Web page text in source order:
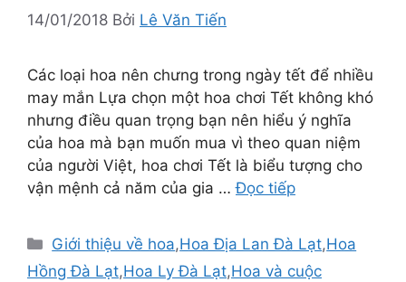
14/01/2018 Bởi Lê Văn Tiến
Các loại hoa nên chưng trong ngày tết để nhiều
may mắn Lựa chọn một hoa chơi Tết không khó
nhưng điều quan trọng bạn nên hiểu ý nghĩa
của hoa mà bạn muốn mua vì theo quan niệm
của người Việt, hoa chơi Tết là biểu tượng cho
vận mệnh cả năm của gia …Đọc tiếp
Danh
mục
Giới thiệu về hoa,Hoa Địa Lan Đà Lạt,Hoa
Hồng Đà Lạt,Hoa Ly Đà Lạt,Hoa và cuộc